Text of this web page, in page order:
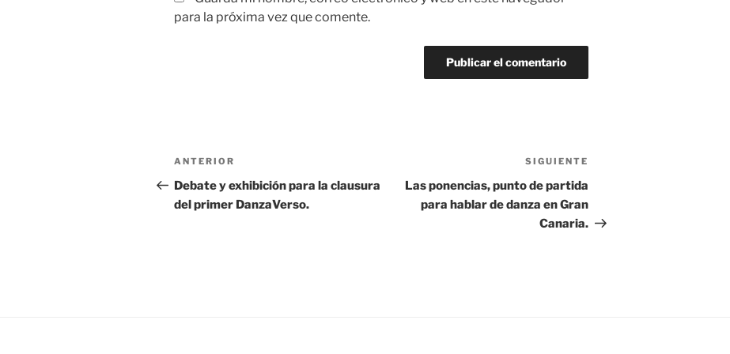
para la próxima vez que comente.
Navegación
de
entradas
Entrada
anterior:
ANTERIOR
Debate y exhibición para la clausura
del primer DanzaVerso.
SIGUIENTE
Las ponencias, punto de partida
para hablar de danza en Gran
Canaria.